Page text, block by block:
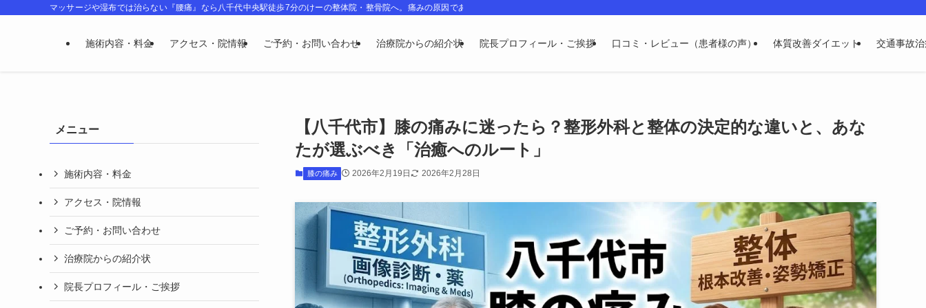
マッサージや湿布では治らない『腰痛』なら八千代中央駅徒歩7分のけーの整体院・整骨院へ。痛みの原因である姿勢・骨格・神経のゆがみを整え、再発しない体へ導く腰痛・坐骨神経痛の根本改善専門整体です。どこに行ってもダ
施術内容・料金 アクセス・院情報 ご予約・お問い合わせ 治療院からの紹介状 院長プロフィール・ご挨拶 口コミ・レビュー（患者様の声） 体質改善ダイエット 交通事故
【八千代市】膝の痛みに迷ったら？整形外科と整体の決定的な違いと、あな
たが選ぶべき「治癒へのルート」
膝の痛み 2026年2月19日 2026年2月28日
メニュー
施術内容・料金
アクセス・院情報
ご予約・お問い合わせ
治療院からの紹介状
院長プロフィール・ご挨拶